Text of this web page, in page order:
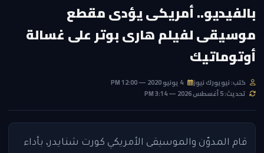
بالفيديو.. أمريكى يؤدى مقطع
موسيقى لفيلم هارى بوتر على غسالة
أوتوماتيك
كتب: نيويورك نيوز
تحديث: 5 أغسطس 2026 — 3:14 PM
قام المدوّن والموسيقى الأمريكي كورت شنايدر، بأداء